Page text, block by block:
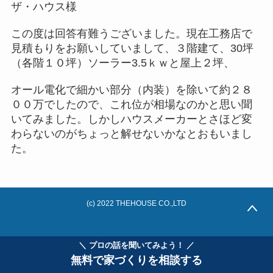
＼ プロの話を聞いてみよう！ ／
無料で家づくりを相談する
ザ・ハウス様
この度は回答有難うございました。現在工務店で
見積もりをお願いしていまして、３階建て、30坪
（各階１０坪）ソーラー3.5ｋｗと屋上２坪、
オール電化で細かい部分（内装）を除いて約２８
００万でしたので、これ位が相場なのかと思い聞
いてみました。しかしハウスメーカーとさほど変
わらないのがちょっと解せないかなとおもいまし
た。
(c) 2022 THEHOUSE CO.,LTD